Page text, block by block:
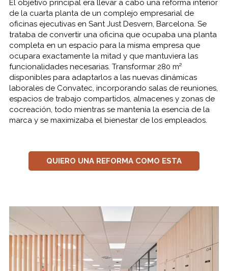
El objetivo principal era llevar a cabo una reforma interior
de la cuarta planta de un complejo empresarial de
oficinas ejecutivas en Sant Just Desvern, Barcelona. Se
trataba de convertir una oficina que ocupaba una planta
completa en un espacio para la misma empresa que
ocupara exactamente la mitad y que mantuviera las
funcionalidades necesarias. Transformar 280 m²
disponibles para adaptarlos a las nuevas dinámicas
laborales de Convatec, incorporando salas de reuniones,
espacios de trabajo compartidos, almacenes y zonas de
cocreación, todo mientras se mantenía la esencia de la
marca y se maximizaba el bienestar de los empleados.
QUIERO UNA REFORMA COMO ESTA